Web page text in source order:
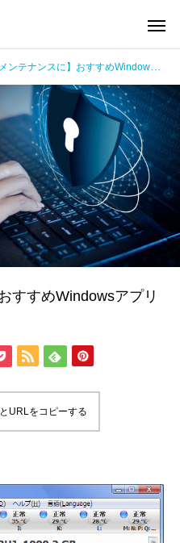
テナンスに】おすすめWindowsアプリ
すすめWindowsアプリ
URLをコピーする